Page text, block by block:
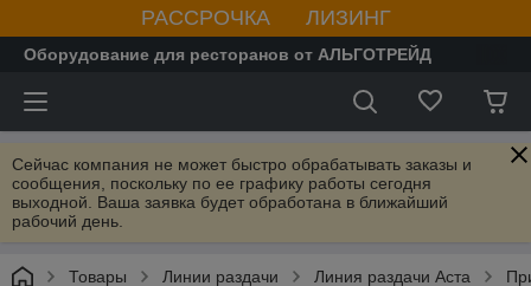
РАССРОЧКА ЛИЗИНГ
Оборудование для ресторанов от АЛЬГОТРЕЙД
Сейчас компания не может быстро обрабатывать заказы и
сообщения, поскольку по ее графику работы сегодня
выходной. Ваша заявка будет обработана в ближайший
рабочий день.
Товары Линии раздачи Линия раздачи Аста